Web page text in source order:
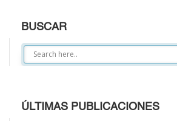
BUSCAR
ÚLTIMAS PUBLICACIONES